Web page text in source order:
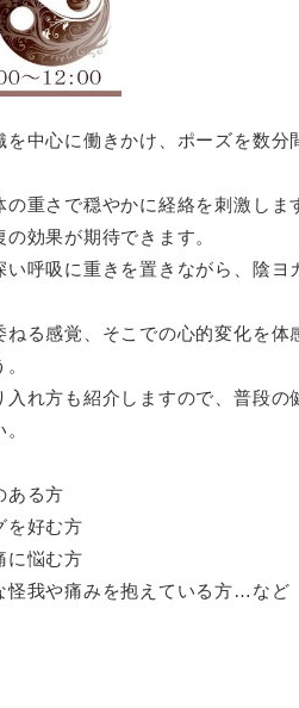
中心に働きかけ、ポーズを数
重さで穏やかに経絡を刺激しま
効果が期待できます。
い呼吸に重きを置きながら、陰
る感覚、そこでの心的変化を
れ方も紹介しますので、普段
ある方
を好む方
に悩む方
怪我や痛みを抱えている方…など